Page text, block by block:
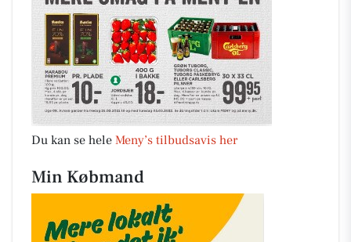
Du kan se hele Meny’s tilbudsavis her
Min Købmand